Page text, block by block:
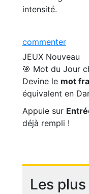
intensité.
commenter
JEUX Nouveau
🎯 Mot du Jour
Devine le mot
équivalent en
Appuie sur
déjà rempli !
Les